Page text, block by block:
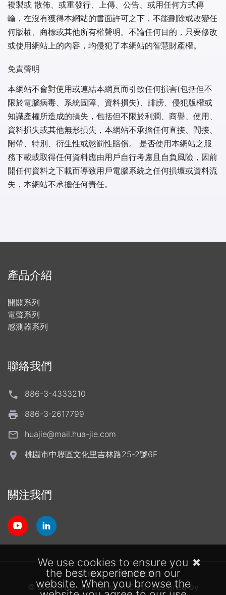
複製或 散佈、或重發行、上傳、公告、或用任何方式傳
輸，在沒有獲得本網站的書面許可之下，不能刪除或改變任
何版權、商標或其他所有權聲明。不論任何目的，只要修改
或使用網站上的內容，均侵犯了本網站的智慧財產權。
免責聲明
本網站不會對使用或連結本網頁而引致任何損害(包括但不
限於電腦病毒、系統固障、資料損失)、誹謗、侵犯版權或
知識產權所造成的損失，包括但不限於利潤、商譽、使用、
資料損失或其他無形損失，本網站不承擔任何直接、間接、
附帶、特別、衍生性或懲罰性賠償。 是否使用本網站之服
務下載或取得任何資料應由用戶自行考慮且自負風險，因前
開任何資料之下載而導致用戶電腦系統之任何損壞或資料流
失，本網站不承擔任何責任。
產品介紹
開關系列
電聲系列
感測器系列
聯絡我們
886-3-4333210
886-3-2617799
huajie@mail.hua-jie.com
桃園市中壢區文化里吉林路25-2號6F
關注我們
使用條款
隱私權政策
© 2026 Hua-Jie (Taiwan) Corp.Designed by
We use cookies to ensure you
the best experience on our
website. When you browse the